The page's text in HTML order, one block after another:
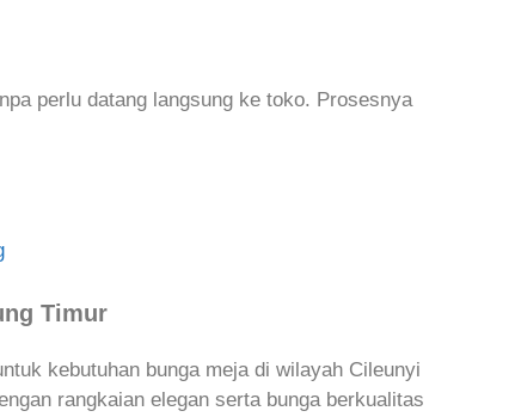
perlu datang langsung ke toko. Prosesnya
Timur
kebutuhan bunga meja di wilayah Cileunyi
rangkaian elegan serta bunga berkualitas